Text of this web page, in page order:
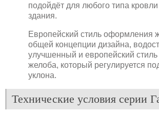
подойдёт для любого типа
здания.
Европейский стиль оформления
общей концепции дизайна,
улучшенный и европейский
желоба, который регулируется
уклона.
Технические условия серии